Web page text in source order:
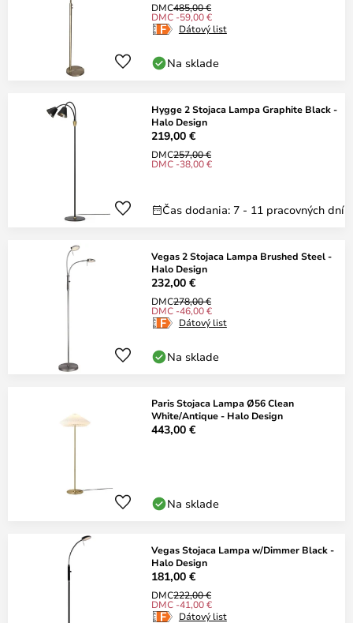
DMC485,00 €
DMC -59,00 €
Dátový list
Na sklade
Hygge 2 Stojaca Lampa Graphite Black -
Halo Design
219,00 €
DMC257,00 €
DMC -38,00 €
Čas dodania: 7 - 11 pracovných dní
Vegas 2 Stojaca Lampa Brushed Steel -
Halo Design
232,00 €
DMC278,00 €
DMC -46,00 €
Dátový list
Na sklade
Paris Stojaca Lampa Ø56 Clean
White/Antique - Halo Design
443,00 €
Na sklade
Vegas Stojaca Lampa w/Dimmer Black -
Halo Design
181,00 €
DMC222,00 €
DMC -41,00 €
Dátový list